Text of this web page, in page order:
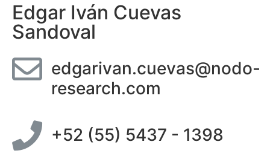
Edgar Iván Cuevas
Sandoval
edgarivan.cuevas@nodo-
research.com
+52 (55) 5437 - 1398